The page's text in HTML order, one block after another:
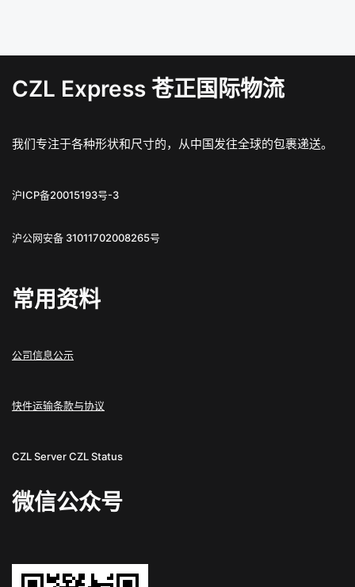
CZL Express 苍正国际物流
我们专注于各种形状和尺寸的，从中国发往全球的包裹递送。
沪ICP备20015193号-3
沪公网安备 31011702008265号
常用资料
公司信息公示
快件运输条款与协议
CZL ServerCZL Status
微信公众号